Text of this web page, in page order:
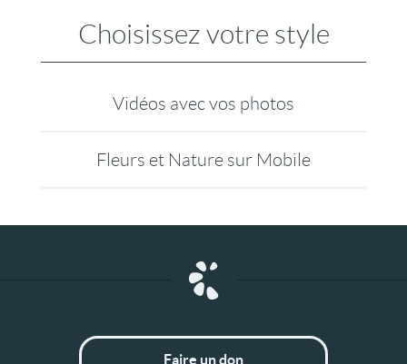
Choisissez votre style
Vidéos avec vos photos
Fleurs et Nature sur Mobile
Faire un don